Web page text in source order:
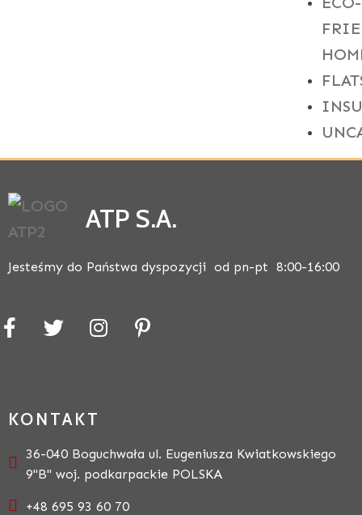
ATP S.A.
Jesteśmy do Państwa dyspozycji od pn-pt 8:00-16:00
KONTAKT
36-040 Boguchwała ul. Eugeniusza Kwiatkowskiego
9"B" woj. podkarpackie POLSKA
+48 695 93 60 70